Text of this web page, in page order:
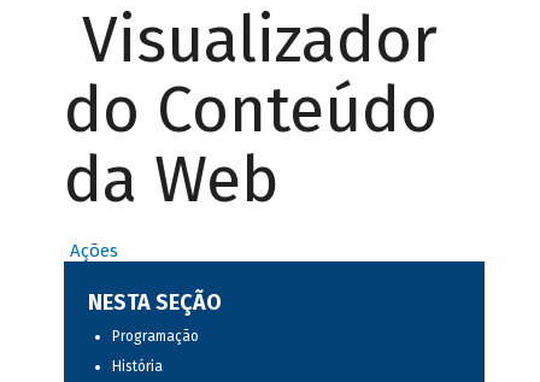
Visualizador
do Conteúdo
da Web
Ações
NESTA SEÇÃO
Programação
História